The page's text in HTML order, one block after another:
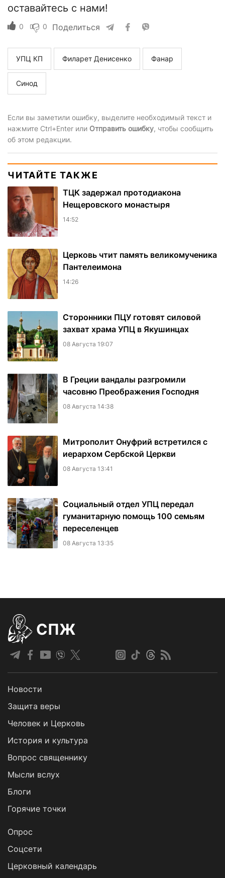
оставайтесь с нами!
0 0 Поделиться
УПЦ КП Филарет Денисенко Фанар
Синод
Если вы заметили ошибку, выделите необходимый текст и
нажмите Ctrl+Enter или Отправить ошибку, чтобы сообщить
об этом редакции.
ЧИТАЙТЕ ТАКЖЕ
ТЦК задержал протодиакона
Нещеровского монастыря
14:52
Церковь чтит память великомученика
Пантелеимона
14:26
Сторонники ПЦУ готовят силовой
захват храма УПЦ в Якушинцах
08 Августа 19:07
В Греции вандалы разгромили
часовню Преображения Господня
08 Августа 14:38
Митрополит Онуфрий встретился с
иерархом Сербской Церкви
08 Августа 13:41
Социальный отдел УПЦ передал
гуманитарную помощь 100 семьям
переселенцев
08 Августа 13:35
СПЖ
Новости
Защита веры
Человек и Церковь
История и культура
Вопрос священнику
Мысли вслух
Блоги
Горячие точки
Опрос
Cоцсети
Церковный календарь